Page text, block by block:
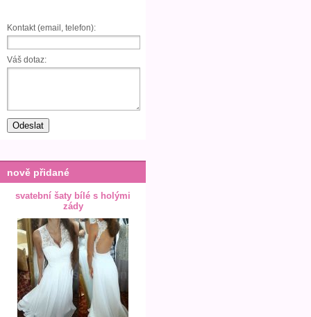
Kontakt (email, telefon):
Váš dotaz:
nově přidané
svatební šaty bílé s holými
zády